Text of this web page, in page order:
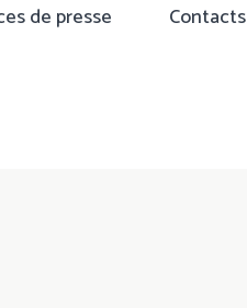
de presse Contacts